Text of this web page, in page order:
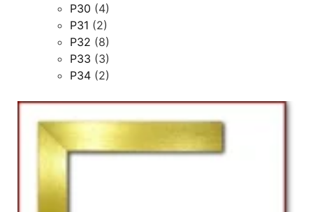
P30 (4)
P31 (2)
P32 (8)
P33 (3)
P34 (2)